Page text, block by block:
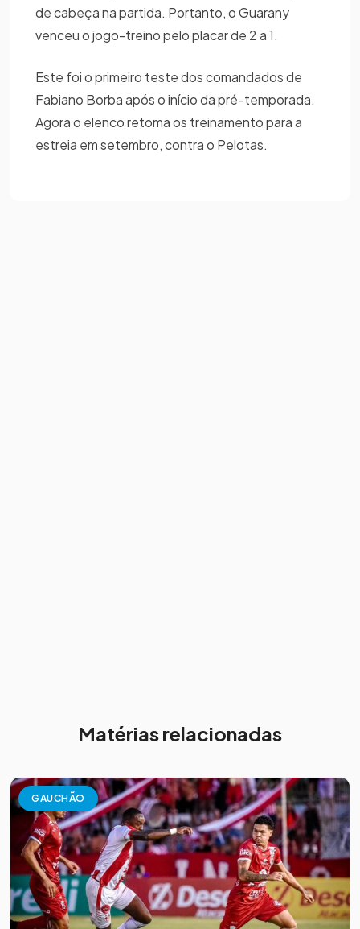
de cabeça na partida. Portanto, o Guarany
venceu o jogo-treino pelo placar de 2 a 1.
Este foi o primeiro teste dos comandados de
Fabiano Borba após o início da pré-temporada.
Agora o elenco retoma os treinamento para a
estreia em setembro, contra o Pelotas.
Matérias relacionadas
GAUCHÃO